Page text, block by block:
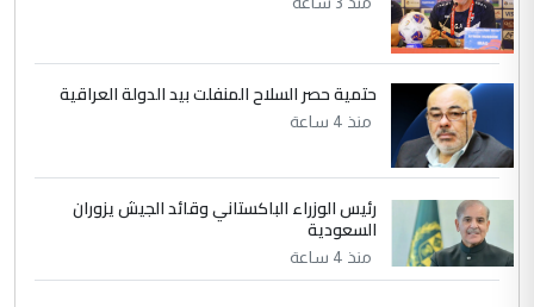
حتمية حصر السلاح المنفلت بيد الدولة العراقية
منذ 4 ساعة
رئيس الوزراء الباكستاني وقائد الجيش يزوران
السعودية
منذ 4 ساعة